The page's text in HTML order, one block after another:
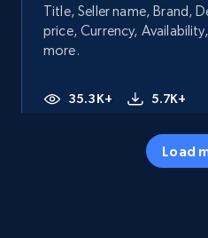
Title, Seller name, Brand,
price, Currency,
more.
35.3K+ 5.7K+
Load